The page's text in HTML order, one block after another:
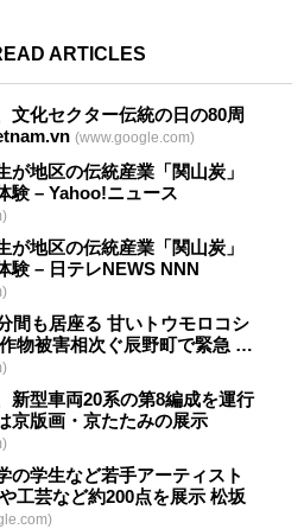
ARTICLES
文化セクター伝統の日の80周
(www.google.com)
が地区の伝統産業 「関山炭」
験 – Yahoo!ニュース
が地区の伝統産業 「関山炭」
験 – 日テレNEWS NNN
間も居座る 甘いトウモロコシ
物被害相次ぐ辰野町で緊急 …
新型車両20系の第8編成を運行
京版画・京たたみの展示
の学生など若手アーティスト
工芸など約200点を展示 松坂